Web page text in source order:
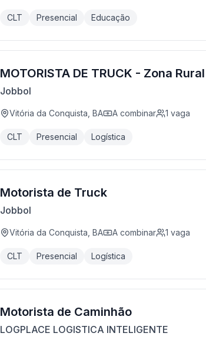
CLT Presencial Educação
MOTORISTA DE TRUCK - Zona Rural
Jobbol
Vitória da Conquista, BA A combinar 1 vaga
CLT Presencial Logística
Motorista de Truck
Jobbol
Vitória da Conquista, BA A combinar 1 vaga
CLT Presencial Logística
Motorista de Caminhão
LOGPLACE LOGISTICA INTELIGENTE